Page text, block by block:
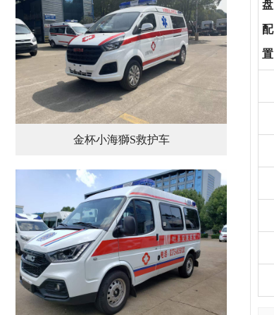
金杯小海獅S救护车
盘
配
置